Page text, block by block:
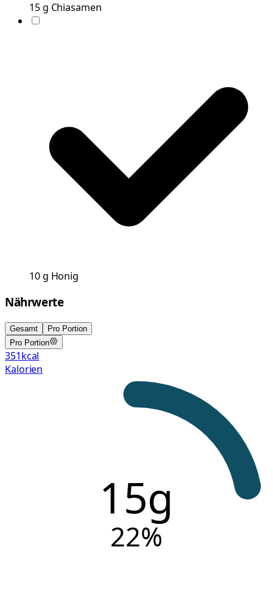
15g Chiasamen
10g Honig
Nährwerte
Gesamt
Pro Portion
Pro Portion
351kcal
Kalorien
15g
22%